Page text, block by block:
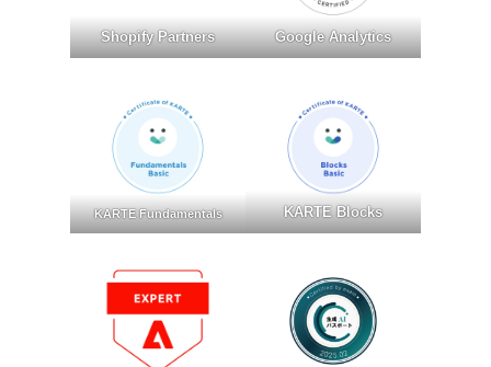
Shopify Partners Google Analytics
KARTE Fundamentals KARTE Blocks